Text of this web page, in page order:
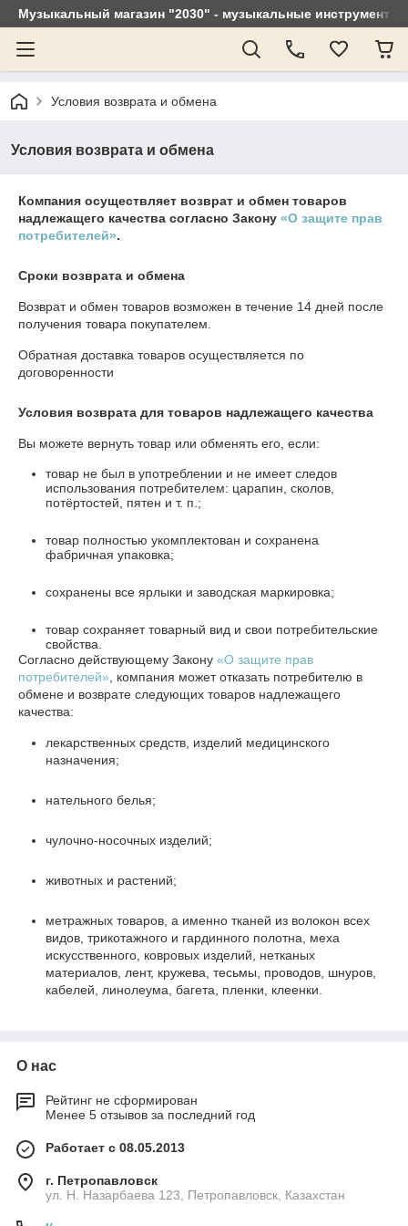
Музыкальный магазин "2030" - музыкальные
Условия возврата и обмена
Условия возврата и обмена
Компания осуществляет возврат и обмен товаров
надлежащего качества согласно Закону «О защите прав
потребителей».
Сроки возврата и обмена
Возврат и обмен товаров возможен в течение 14 дней после
получения товара покупателем.
Обратная доставка товаров осуществляется по
договоренности
Условия возврата для товаров надлежащего качества
Вы можете вернуть товар или обменять его, если:
товар не был в употреблении и не имеет следов
использования потребителем: царапин, сколов,
потёртостей, пятен и т. п.;
товар полностью укомплектован и сохранена
фабричная упаковка;
сохранены все ярлыки и заводская маркировка;
товар сохраняет товарный вид и свои потребительские
свойства.
Согласно действующему Закону «О защите прав
потребителей» , компания может отказать потребителю в
обмене и возврате следующих товаров надлежащего
качества:
лекарственных средств, изделий медицинского
назначения;
нательного белья;
чулочно-носочных изделий;
животных и растений;
метражных товаров, а именно тканей из волокон всех
видов, трикотажного и гардинного полотна, меха
искусственного, ковровых изделий, нетканых
материалов, лент, кружева, тесьмы, проводов, шнуров,
кабелей, линолеума, багета, пленки, клеенки.
О нас
Рейтинг не сформирован
Менее 5 отзывов за последний год
Работает с 08.05.2013
г. Петропавловск
ул. Н. Назарбаева 123, Петропавловск, Казахстан